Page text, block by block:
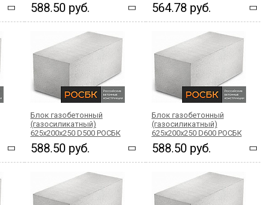
588.50 руб. 564.78 руб.
Блок газобетонный
(газосиликатный)
625x200x250 D500 РОСБК
588.50 руб.
Блок газобетонный
(газосиликатный)
625x200x250 D600 РОСБК
588.50 руб.